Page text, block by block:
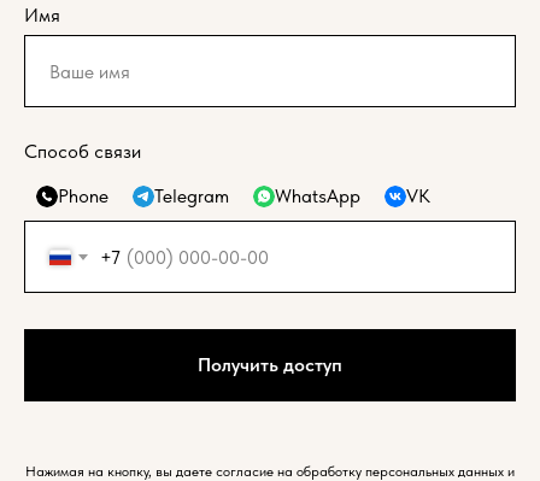
Имя
Способ связи
Phone
Telegram WhatsApp VK
+7
Получить доступ
Нажимая на кнопку, вы даете согласие на обработку персональных данных и